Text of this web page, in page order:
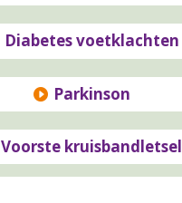
Diabetes voetklachten
Parkinson
Voorste kruisbandletsel